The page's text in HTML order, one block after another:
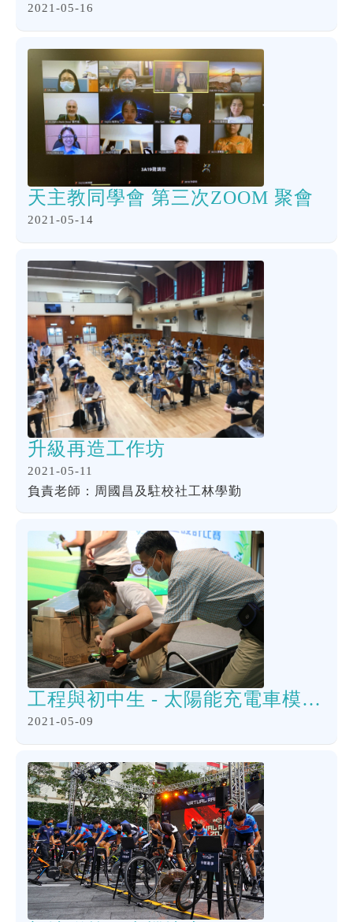
2021-05-16
天主教同學會 第三次ZOOM 聚會
2021-05-14
升級再造工作坊
2021-05-11
負責老師：周國昌及駐校社工林學勤
工程與初中生 - 太陽能充電車模型設計比賽 評判特別獎
2021-05-09